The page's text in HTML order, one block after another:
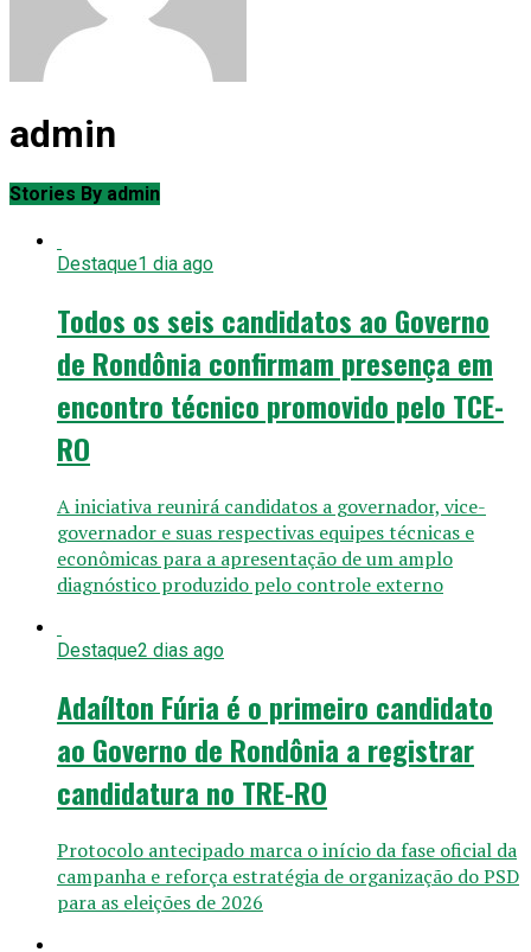
admin
Stories By admin
Destaque1 dia ago
Todos os seis candidatos ao Governo
de Rondônia confirmam presença em
encontro técnico promovido pelo TCE-
RO
A iniciativa reunirá candidatos a governador, vice-
governador e suas respectivas equipes técnicas e
econômicas para a apresentação de um amplo
diagnóstico produzido pelo controle externo
Destaque2 dias ago
Adaílton Fúria é o primeiro candidato
ao Governo de Rondônia a registrar
candidatura no TRE-RO
Protocolo antecipado marca o início da fase oficial da
campanha e reforça estratégia de organização do PSD
para as eleições de 2026